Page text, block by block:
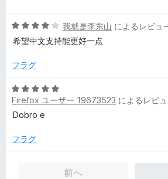
評
価
中
5
評
5
段
中
の
評
価
我就是李东山 によるレビュ
希望中文支持能更好一点
フラグ
5
段
階
5
Firefox ユーザー 19673523 によるレビ
Dobro e
フラグ
前へ